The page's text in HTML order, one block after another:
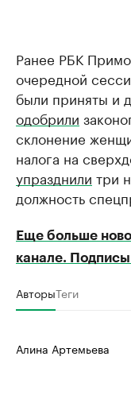
Ранее РБК
очередной
были приняты и
одобрили
склонение
налога на
упразднили три
должность
Еще больше
канале.
АвторыТеги
Алина Артемьева